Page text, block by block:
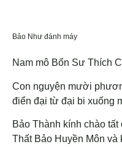
Bảo Như đánh máy
Nam mô Bổn Sư Thích
Con nguyện mười
điển đại từ đại bi xuống
Bảo Thành kính chào
Thất Bảo Huyền Môn